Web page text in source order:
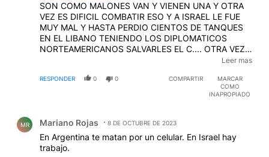
SON COMO MALONES VAN Y VIENEN UNA Y OTRA
VEZ ES DIFICIL COMBATIR ESO Y A ISRAEL LE FUE
MUY MAL Y HASTA PERDIO CIENTOS DE TANQUES
EN EL LIBANO TENIENDO LOS DIPLOMATICOS
NORTEAMERICANOS SALVARLES EL C.... OTRA VEZ
CALIDAD DE LAS DE EL OCCIDENTE
EDITADO
Leer mas
RESPONDER 0 0 COMPARTIR
MARCAR
COMO
INAPROPIADO
MR Mariano Rojas 8 DE OCTUBRE DE 2023
En Argentina te matan por un celular. En Israel hay
trabajo.